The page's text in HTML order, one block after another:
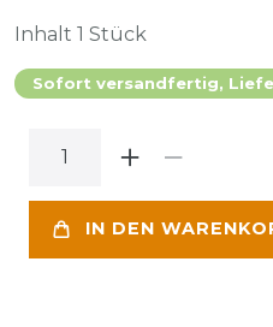
Inhalt 1 Stück
Sofort versandfertig,
IN DEN